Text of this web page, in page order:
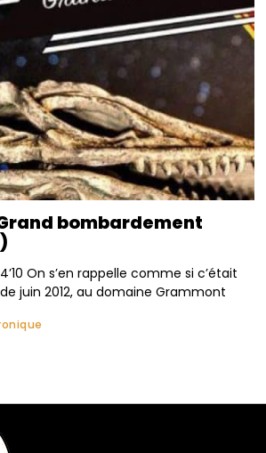
bombardement
On s’en rappelle comme si c’était
juin 2012, au domaine Grammont